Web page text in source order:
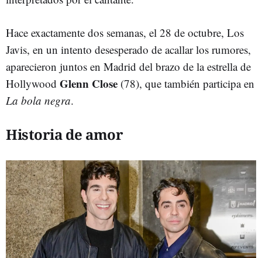
Hace exactamente dos semanas, el 28 de octubre, Los
Javis, en un intento desesperado de acallar los rumores,
aparecieron juntos en Madrid del brazo de la estrella de
Hollywood Glenn Close (78), que también participa en
La bola negra.
Historia de amor